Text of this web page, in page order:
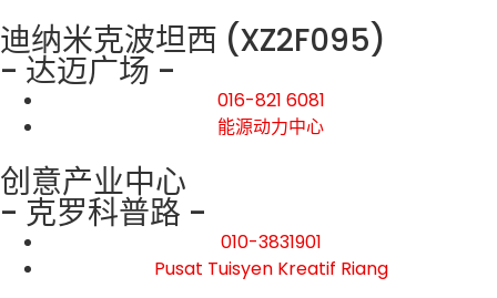
迪纳米克波坦西 (XZ2F095)
- 达迈广场 -
016-821 6081
能源动力中心
创意产业中心
- 克罗科普路 -
010-3831901
Pusat Tuisyen Kreatif Riang